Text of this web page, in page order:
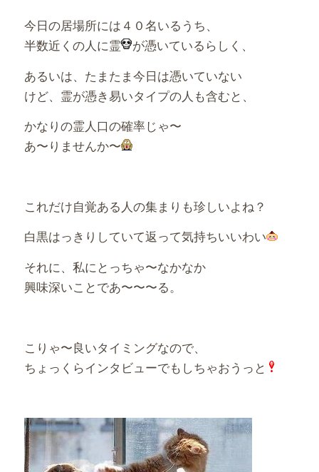
今日の居場所には４０名いるうち、
半数近くの人に霊
が憑いているらしく、
あるいは、たまたま今日は憑いていない
けど、霊が憑き易いタイプの人も含むと、
かなりの霊人口の確率じゃ〜
あ〜りませんか〜
これだけ自覚ある人の集まりも珍しいよね？
白黒はっきりしていて返って気持ちいいわい
それに、私にとっちゃ〜なかなか
興味深いことであ〜〜〜る。
こりゃ〜良いタイミングなので、
ちょっくらインタビューでもしちゃおうっと